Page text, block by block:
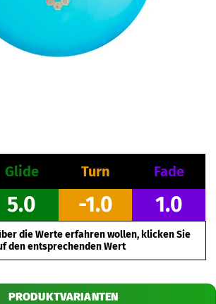
Glide Turn Fade
5.0 -1.0 1.0
die Werte erfahren wollen, klicken Sie
den entsprechenden Wert
PRODUKTVARIANTEN